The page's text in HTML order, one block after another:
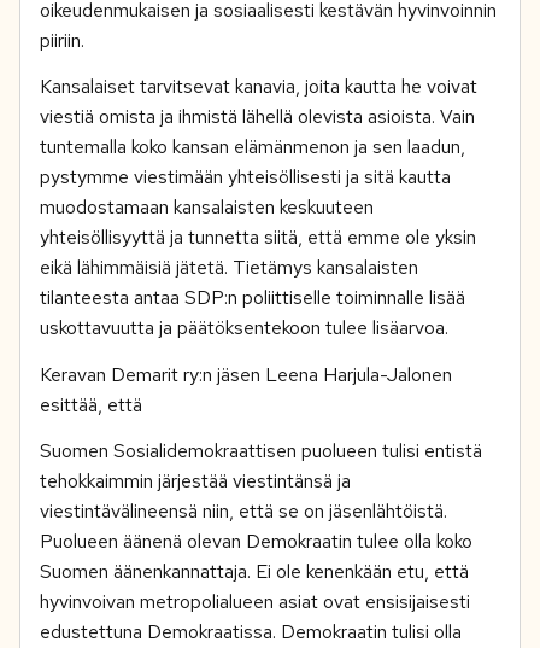
oikeudenmukaisen ja sosiaalisesti kestävän hyvinvoinnin
piiriin.
Kansalaiset tarvitsevat kanavia, joita kautta he voivat
viestiä omista ja ihmistä lähellä olevista asioista. Vain
tuntemalla koko kansan elämänmenon ja sen laadun,
pystymme viestimään yhteisöllisesti ja sitä kautta
muodostamaan kansalaisten keskuuteen
yhteisöllisyyttä ja tunnetta siitä, että emme ole yksin
eikä lähimmäisiä jätetä. Tietämys kansalaisten
tilanteesta antaa SDP:n poliittiselle toiminnalle lisää
uskottavuutta ja päätöksentekoon tulee lisäarvoa.
Keravan Demarit ry:n jäsen Leena Harjula-Jalonen
esittää, että
Suomen Sosialidemokraattisen puolueen tulisi entistä
tehokkaimmin järjestää viestintänsä ja
viestintävälineensä niin, että se on jäsenlähtöistä.
Puolueen äänenä olevan Demokraatin tulee olla koko
Suomen äänenkannattaja. Ei ole kenenkään etu, että
hyvinvoivan metropolialueen asiat ovat ensisijaisesti
edustettuna Demokraatissa. Demokraatin tulisi olla